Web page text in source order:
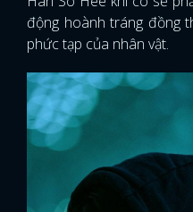
động hoành tráng đồng
phức tạp của nhân vật.